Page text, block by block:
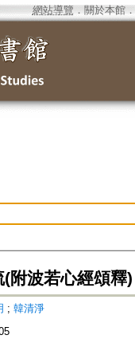
網站導覽 ． 關於本館．
附波若心經頌釋)
; 韓清淨